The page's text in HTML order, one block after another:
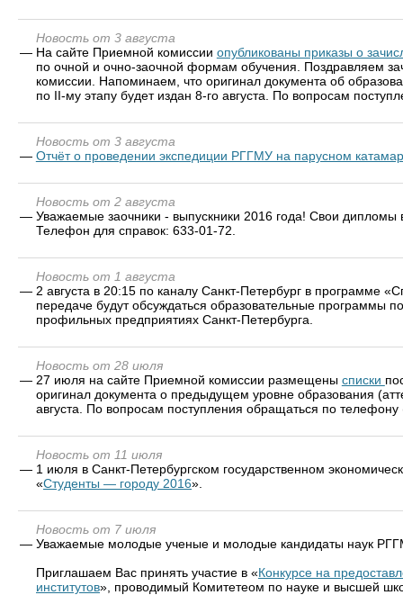
Новость от 3 августа
— На сайте Приемной комиссии опубликованы приказы о
по очной и очно-заочной формам обучения. Поздравляем
комиссии. Напоминаем, что оригинал документа об
по II-му этапу будет издан 8-го августа. По вопросам
Новость от 3 августа
— Отчёт о проведении экспедиции РГГМУ на парусном
Новость от 2 августа
— Уважаемые заочники - выпускники 2016 года! Свои
Телефон для справок: 633-01-72.
Новость от 1 августа
— 2 августа в 20:15 по каналу Санкт-Петербург в программе
передаче будут обсуждаться образовательные программы
профильных предприятиях Санкт-Петербурга.
Новость от 28 июля
— 27 июля на сайте Приемной комиссии размещены списки
оригинал документа о предыдущем уровне образования
августа. По вопросам поступления обращаться по
Новость от 11 июля
— 1 июля в Санкт-Петербургском государственном
«Студенты — городу 2016».
Новость от 7 июля
— Уважаемые молодые ученые и молодые кандидаты наук
Приглашаем Вас принять участие в «Конкурсе на
институтов», проводимый Комитетеом по науке и высшей